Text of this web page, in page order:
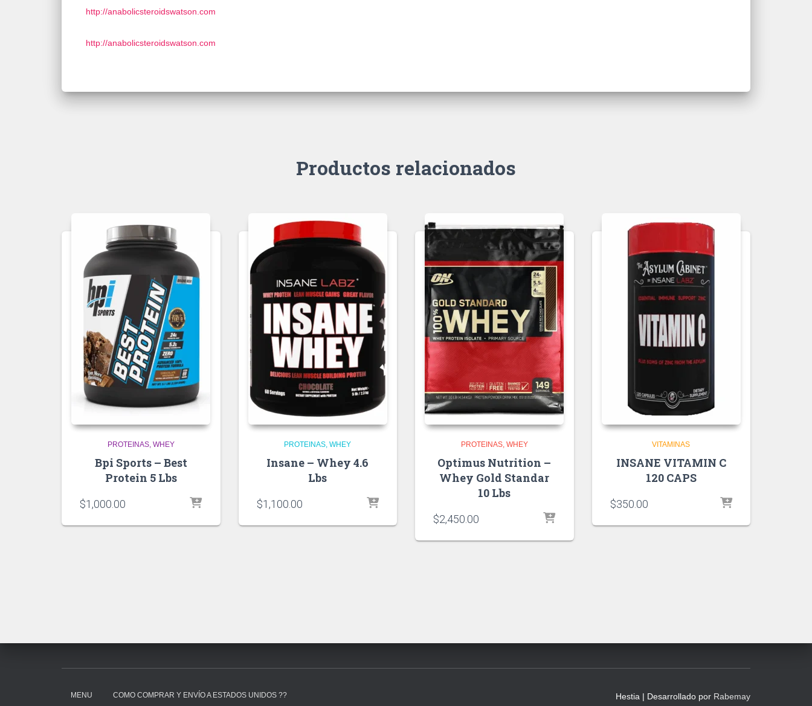
http://anabolicsteroidswatson.com
http://anabolicsteroidswatson.com
Productos relacionados
PROTEINAS WHEY
Bpi Sports – Best
Protein 5 Lbs
$1,000.00
PROTEINAS WHEY
Insane – Whey 4.6
Lbs
$1,100.00
PROTEINAS WHEY
Optimus Nutrition –
Whey Gold Standar
10 Lbs
$2,450.00
VITAMINAS
INSANE VITAMIN C
120 CAPS
$350.00
MENU COMO COMPRAR Y ENVÍO A ESTADOS UNIDOS ?? Hestia | Desarrollado por Rabemay